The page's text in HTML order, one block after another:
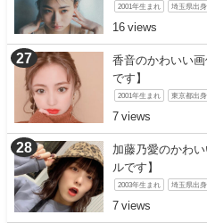
2001年生まれ 埼玉県出身
16
香音のかわいい
です】
2001年生まれ 東京都出身
7
加藤乃愛のかわ
ルです】
2003年生まれ 埼玉県出身
7